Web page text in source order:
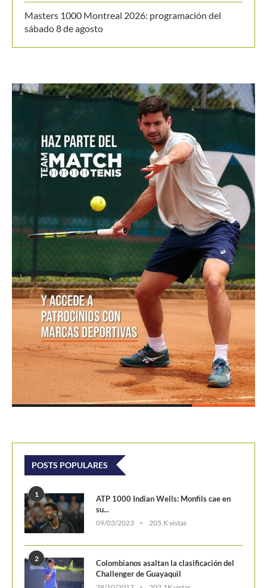
Últimos posts
WTA 1000 Toronto 2026: así se jugarán los octavos
de final
octavos de final
Thiago Tirante accede por 2° Masters 1000 al hilo a
Masters 1000 Montreal 2026: Joao Fonseca, primer
brasileño en octavos de final desde 2004
Masters 1000 Montreal 2026: programación del
sábado 8 de agosto